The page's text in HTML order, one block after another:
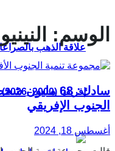
علاقة الذهب
إفريقيا (2000–2026)
الوسم: النينيو
سادك: 68
الجنوب الإفريقي
أغسطس 18, 2024